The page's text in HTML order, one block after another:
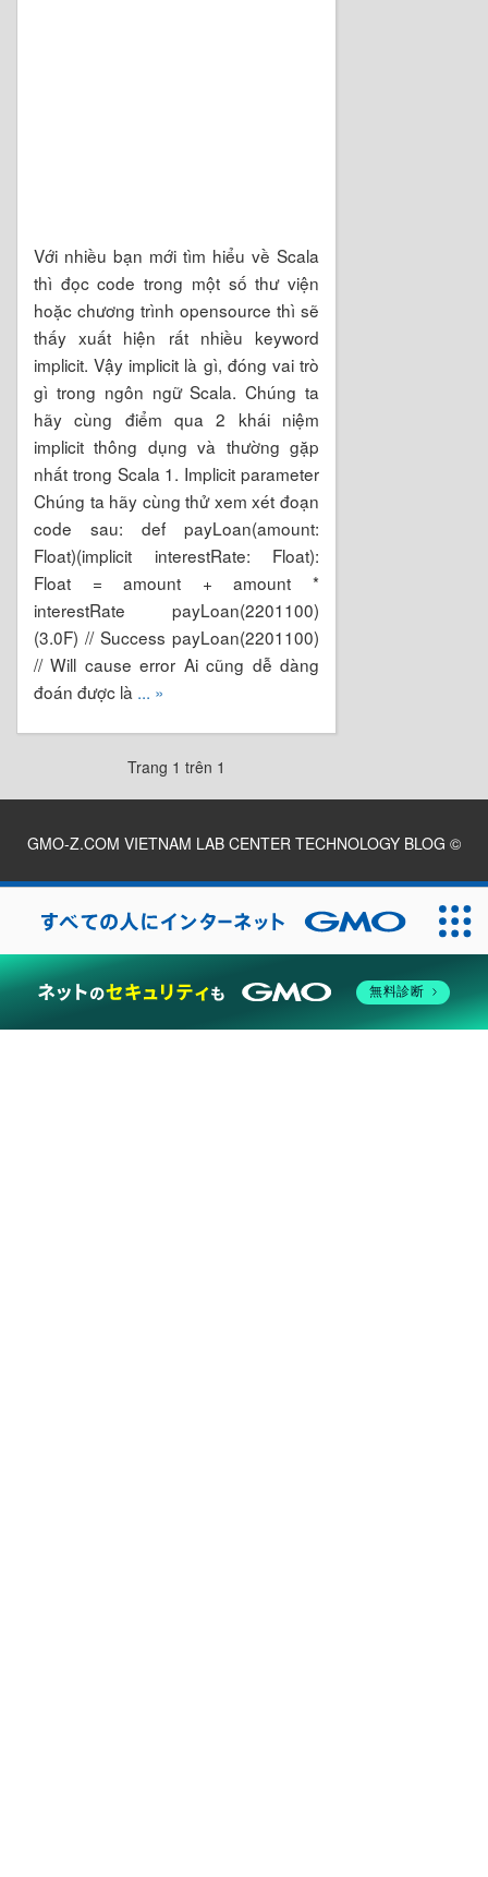
Với nhiều bạn mới tìm hiểu về Scala
thì đọc code trong một số thư viện
hoặc chương trình opensource thì sẽ
thấy xuất hiện rất nhiều keyword
implicit. Vậy implicit là gì, đóng vai trò
gì trong ngôn ngữ Scala. Chúng ta
hãy cùng điểm qua 2 khái niệm
implicit thông dụng và thường gặp
nhất trong Scala 1. Implicit parameter
Chúng ta hãy cùng thử xem xét đoạn
code sau: def payLoan(amount:
Float)(implicit interestRate: Float):
Float = amount + amount *
interestRate payLoan(2201100)
(3.0F) // Success payLoan(2201100)
// Will cause error Ai cũng dễ dàng
đoán được là ... »
Trang 1 trên 1
GMO-Z.COM VIETNAM LAB CENTER TECHNOLOGY BLOG ©
2026
無料診断